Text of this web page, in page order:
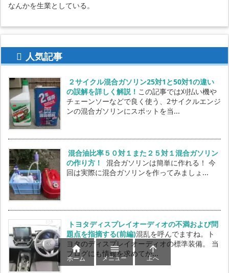
なんかを生業としている。
人気記事
２サイクル混合ガソリン25対1と50対1の違い
の誤解を詳しく解説！ この記事では刈払い機や
チェーンソーなどで良く使う、2サイクルエンジ
ンの混合ガソリンにスポットを当...
混合油比率５０対１また２５対１混合ガソリン
の作り方！
混合ガソリンは簡単に作れる！ 今
回は実際に混合ガソリンを作ってみましょ...
トヨタディスプレイオーディオの不満および問
題点を指摘する(前編)混乱を呼んでますね。ト
ヨタのディスプレイオーディオの標準装備。 当
ブログにも情報を求めてか...

ホーム

メニュー

上へ